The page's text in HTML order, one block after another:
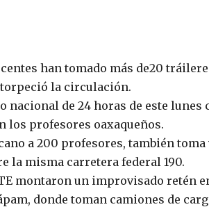
han tomado más de20
la circulación.
de 24 horas de este lunes
los profesores oaxaqueños.
a 200 profesores, también
la misma carretera federal 190.
montaron un improvisado retén
donde toman camiones de